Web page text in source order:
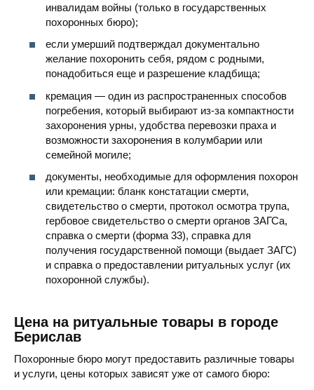
инвалидам войны (только в государственных
похоронных бюро);
если умерший подтверждал документально
желание похоронить себя, рядом с родными,
понадобиться еще и разрешение кладбища;
кремация — один из распространенных способов
погребения, который выбирают из-за компактности
захоронения урны, удобства перевозки праха и
возможности захоронения в колумбарии или
семейной могиле;
документы, необходимые для оформления похорон
или кремации: бланк констатации смерти,
свидетельство о смерти, протокол осмотра трупа,
гербовое свидетельство о смерти органов ЗАГСа,
справка о смерти (форма 33), справка для
получения государственной помощи (выдает ЗАГС)
и справка о предоставлении ритуальных услуг (их
похоронной службы).
Цена на ритуальные товары в городе
Берислав
Похоронные бюро могут предоставить различные товары
и услуги, цены которых зависят уже от самого бюро: